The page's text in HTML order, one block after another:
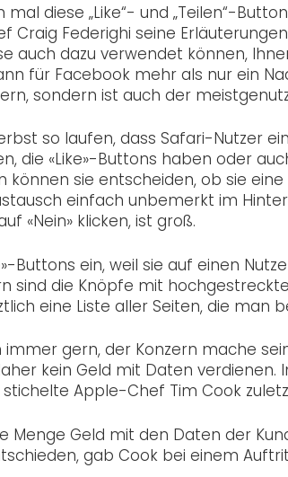
mal diese „Like“- und „Teilen“-
Craig Federighi seine
auch dazu verwendet können,
für Facebook mehr als nur ein
sondern ist auch der
so laufen, dass Safari-Nutzer
die «Like»-Buttons haben oder
können sie entscheiden, ob sie
einfach unbemerkt im
«Nein» klicken, ist groß.
Buttons ein, weil sie auf einen
sind die Knöpfe mit
eine Liste aller Seiten, die man
gern, der Konzern mache
kein Geld mit Daten
Apple-Chef Tim Cook
Menge Geld mit den Daten der
gab Cook bei einem